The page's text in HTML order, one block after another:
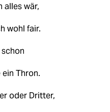
alles wär,
wohl fair.
Thron.
oder Dritter,